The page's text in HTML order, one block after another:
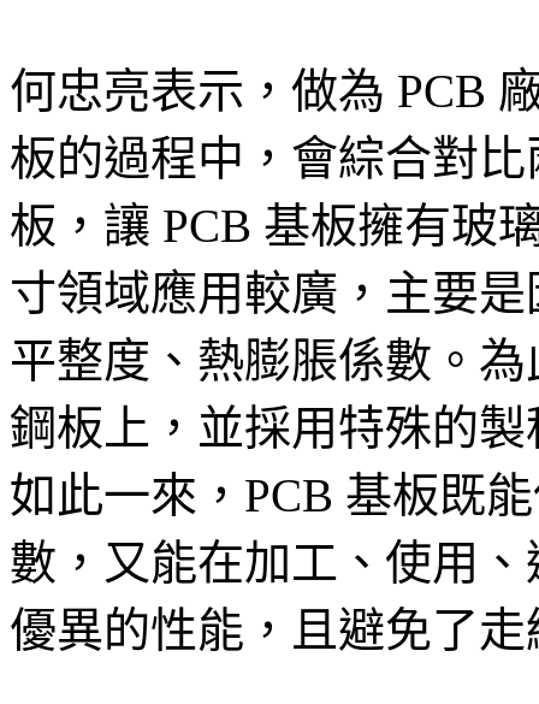
何忠亮表示，做為 PCB
板的過程中，會綜合對
板，讓 PCB 基板擁有玻
寸領域應用較廣，主要
平整度、熱膨脹係數。
鋼板上，並採用特殊的
如此一來，PCB 基板既
數，又能在加工、使用
優異的性能，且避免了